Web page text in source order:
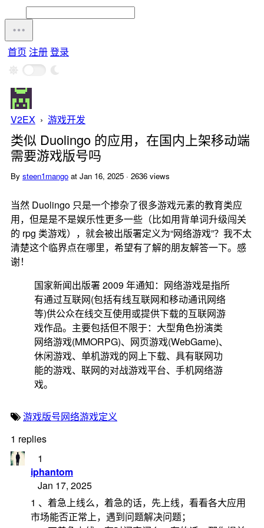
首页 注册登录
V2EX › 游戏开发
类似 Duolingo 的应用，在国内上架移动端
需要游戏版号吗
By steen1mango at Jan 16, 2025 · 2636 views
当然 Duolingo 只是一个掺杂了很多游戏元素的教育类应
用，但是是不是娱乐性更多一些（比如用背单词升级闯关
的 rpg 类游戏），就会被出版署定义为“网络游戏”？我不太
清楚这个临界点在哪里，希望有了解的朋友解答一下。感
谢！
国家新闻出版署 2009 年通知：网络游戏是指所
有通过互联网(包括有线互联网和移动通讯网络
等)供公众在线交互使用或提供下载的互联网游
戏作品。主要包括但不限于：大型角色扮演类
网络游戏(MMORPG)、网页游戏(WebGame)、
休闲游戏、单机游戏的网上下载、具有联网功
能的游戏、联网的对战游戏平台、手机网络游
戏。
游戏版号网络游戏定义
1 replies
1
iphantom
Jan 17, 2025
1 、着急上线么，着急的话，先上线，看看各大应用
市场能否正常上，遇到问题解决问题；